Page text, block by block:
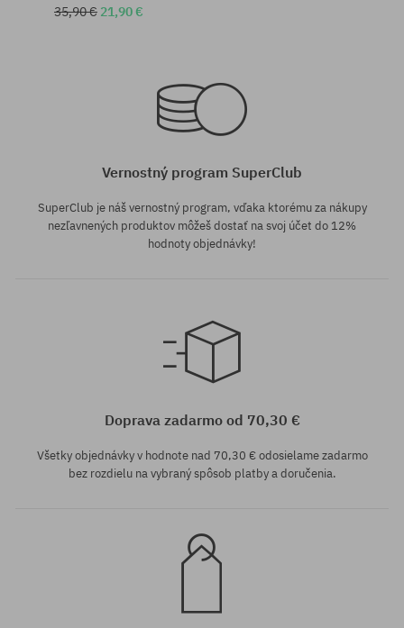
M; L; XL
35,90 € 21,90 €
Vernostný program SuperClub
SuperClub je náš vernostný program, vďaka ktorému za nákupy
nezľavnených produktov môžeš dostať na svoj účet do 12%
hodnoty objednávky!
Doprava zadarmo od 70,30 €
Všetky objednávky v hodnote nad 70,30 € odosielame zadarmo
bez rozdielu na vybraný spôsob platby a doručenia.